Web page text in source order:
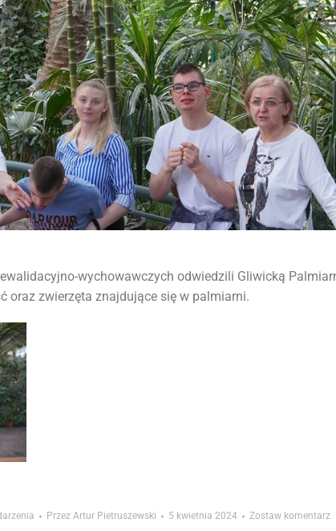
wychowawczych odwiedzili Gliwicką
oraz zwierzęta znajdujące się w palmiarni.
Przez Artur Pietruszewski 5 kwietnia 2024 Zostaw komentarz